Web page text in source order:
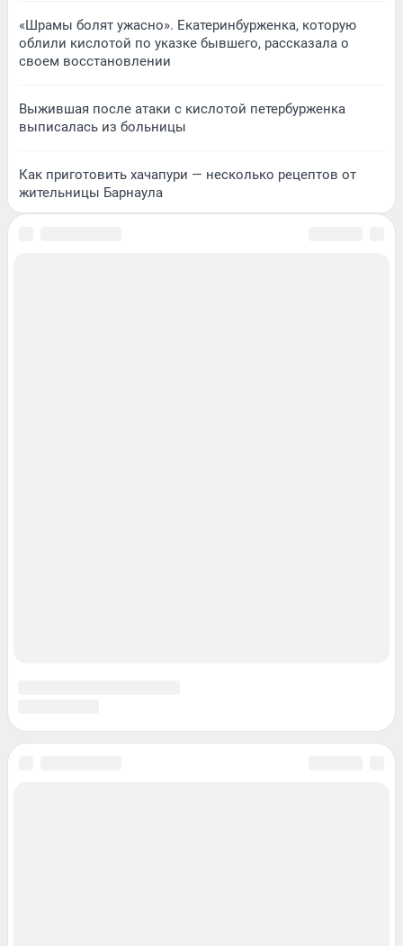
«Шрамы болят ужасно». Екатеринбурженка, которую
облили кислотой по указке бывшего, рассказала о
своем восстановлении
Выжившая после атаки с кислотой петербурженка
выписалась из больницы
Как приготовить хачапури — несколько рецептов от
жительницы Барнаула